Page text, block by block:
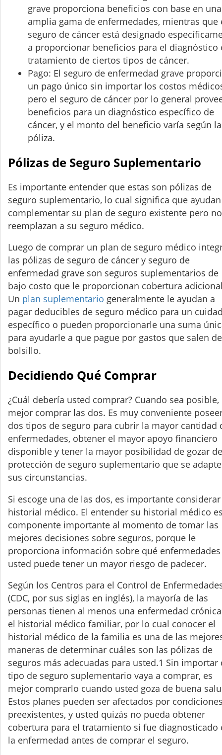
grave proporciona beneficios con base en una
amplia gama de enfermedades, mientras que
seguro de cáncer está designado
a proporcionar beneficios para el diagnóstico
tratamiento de ciertos tipos de cáncer.
Pago: El seguro de enfermedad grave
un pago único sin importar los costos
pero el seguro de cáncer por lo general
beneficios para un diagnóstico específico de
cáncer, y el monto del beneficio varía según la
póliza.
Pólizas de Seguro Suplementario
Es importante entender que estas son pólizas de
seguro suplementario, lo cual significa que
complementar su plan de seguro existente pero no
reemplazan a su seguro médico.
Luego de comprar un plan de seguro médico
las pólizas de seguro de cáncer y seguro de
enfermedad grave son seguros suplementarios de
bajo costo que le proporcionan cobertura
Un plan suplementario generalmente le ayudan a
pagar deducibles de seguro médico para un
específico o pueden proporcionarle una suma
para ayudarle a que pague por gastos que salen
bolsillo.
Decidiendo Qué Comprar
¿Cuál debería usted comprar? Cuando sea posible,
mejor comprar las dos. Es muy conveniente
dos tipos de seguro para cubrir la mayor cantidad
enfermedades, obtener el mayor apoyo financiero
disponible y tener la mayor posibilidad de gozar
protección de seguro suplementario que se
sus circunstancias.
Si escoge una de las dos, es importante
historial médico. El entender su historial médico
componente importante al momento de tomar las
mejores decisiones sobre seguros, porque le
proporciona información sobre qué enfermedades
usted puede tener un mayor riesgo de padecer.
Según los Centros para el Control de
(CDC, por sus siglas en inglés), la mayoría de las
personas tienen al menos una enfermedad
el historial médico familiar, por lo cual conocer el
historial médico de la familia es una de las
maneras de determinar cuáles son las pólizas de
seguros más adecuadas para usted.1 Sin importar
tipo de seguro suplementario vaya a comprar, es
mejor comprarlo cuando usted goza de buena
Estos planes pueden ser afectados por
preexistentes, y usted quizás no pueda obtener
cobertura para el tratamiento si fue diagnosticado
la enfermedad antes de comprar el seguro.